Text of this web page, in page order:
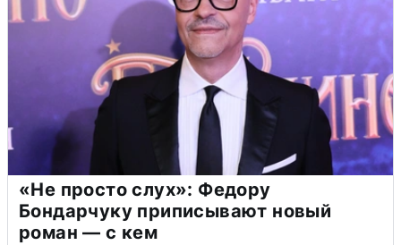
«Не просто слух»: Федору
Бондарчуку приписывают новый
роман — с кем